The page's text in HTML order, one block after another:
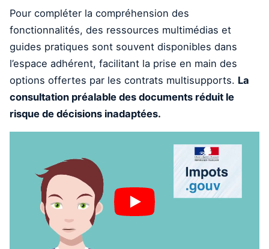
Pour compléter la compréhension des
fonctionnalités, des ressources multimédias et
guides pratiques sont souvent disponibles dans
l’espace adhérent, facilitant la prise en main des
options offertes par les contrats multisupports. La
consultation préalable des documents réduit le
risque de décisions inadaptées.